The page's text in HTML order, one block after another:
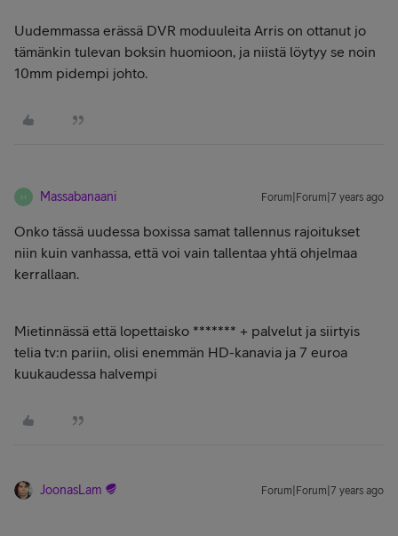
Uudemmassa erässä DVR moduuleita Arris on ottanut jo
tämänkin tulevan boksin huomioon, ja niistä löytyy se noin
10mm pidempi johto.
M Massabanaani Forum|Forum|7 years ago
Onko tässä uudessa boxissa samat tallennus rajoitukset
niin kuin vanhassa, että voi vain tallentaa yhtä ohjelmaa
kerrallaan.
Mietinnässä että lopettaisko ******* + palvelut ja siirtyis
telia tv:n pariin, olisi enemmän HD-kanavia ja 7 euroa
kuukaudessa halvempi
JoonasLam Forum|Forum|7 years ago